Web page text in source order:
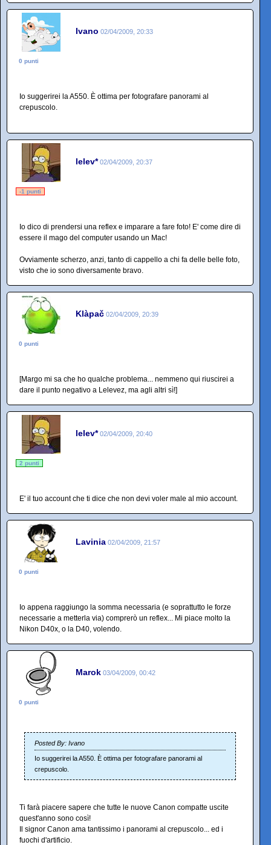
Ivano 02/04/2009, 20:33
0 punti
Io suggerirei la A550. È ottima per fotografare panorami al
crepuscolo.
lelev* 02/04/2009, 20:37
-1 punti
Io dico di prendersi una reflex e imparare a fare foto! E' come dire di
essere il mago del computer usando un Mac!
Ovviamente scherzo, anzi, tanto di cappello a chi fa delle belle foto,
visto che io sono diversamente bravo.
Klàpač 02/04/2009, 20:39
0 punti
[Margo mi sa che ho qualche problema... nemmeno qui riuscirei a
dare il punto negativo a Lelevez, ma agli altri sì!]
lelev* 02/04/2009, 20:40
2 punti
E' il tuo account che ti dice che non devi voler male al mio account.
Lavinia 02/04/2009, 21:57
0 punti
Io appena raggiungo la somma necessaria (e soprattutto le forze
necessarie a metterla via) comprerò un reflex... Mi piace molto la
Nikon D40x, o la D40, volendo.
Marok 03/04/2009, 00:42
0 punti
Posted By: Ivano
Io suggerirei la A550. È ottima per fotografare panorami al
crepuscolo.
Ti farà piacere sapere che tutte le nuove Canon compatte uscite
quest'anno sono così!
Il signor Canon ama tantissimo i panorami al crepuscolo... ed i
fuochi d'artificio.